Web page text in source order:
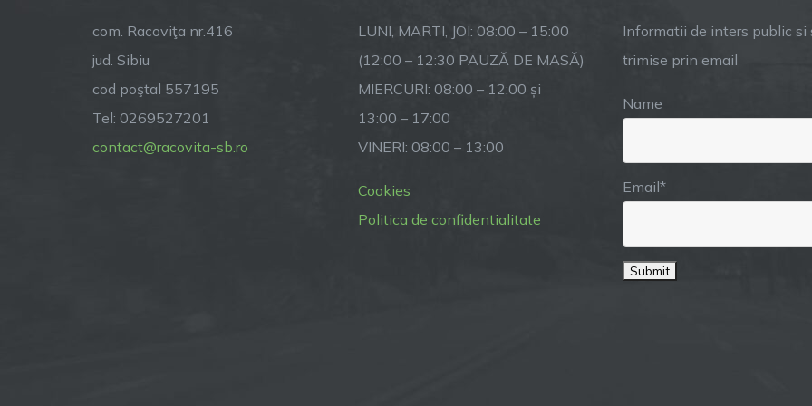
com. Racoviţa nr.416
jud. Sibiu
cod poştal 557195
Tel: 0269527201
contact@racovita-sb.ro
LUNI, MARTI, JOI: 08:00 – 15:00
(12:00 – 12:30 PAUZĂ DE MASĂ)
MIERCURI: 08:00 – 12:00 și
13:00 – 17:00
VINERI: 08:00 – 13:00
Cookies
Politica de confidentialitate
Informatii de inters public si
trimise prin email
Name
Email*